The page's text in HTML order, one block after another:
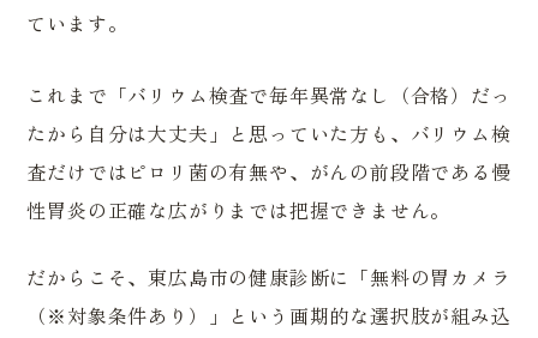
ています。
これまで「バリウム検査で毎年異常なし（合格）だっ
たから自分は大丈夫」と思っていた方も、バリウム検
査だけではピロリ菌の有無や、がんの前段階である慢
性胃炎の正確な広がりまでは把握できません。
だからこそ、東広島市の健康診断に「無料の胃カメラ
（※対象条件あり）」という画期的な選択肢が組み込